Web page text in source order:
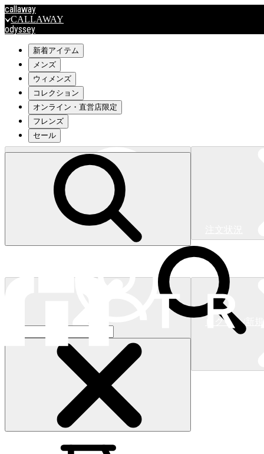
callaway
CALLAWAY
odyssey
travismathew
outlet
OUTLET
キャロウェイアパレルはこちら>>>
ログイン/新
ショッピングカート )
新着アイテム
メンズ
ウィメンズ
コレクション
オンライン・直営店限定
フレンズ
セール